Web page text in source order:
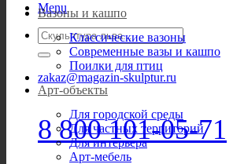
Menu
Искать:
zakaz@magazin-skulptur.ru
8 800 101-05-71
Вазоны и кашпо
Классические вазоны
Современные вазы и кашпо
Поилки для птиц
Арт-объекты
Для городской среды
Для частных территорий
Для интерьера
Арт-мебель